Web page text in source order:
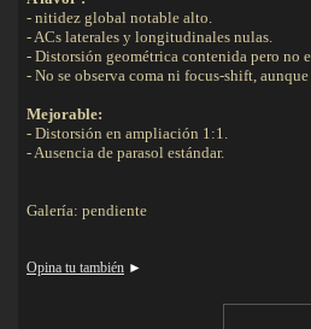
- nitidez global notable alto.
- ACs laterales y longitudinales nulas.
- Distorsión geométrica contenida pero no
- No se observa coma ni focus-shift,
Mejorable:
- Distorsión en ampliación 1:1.
- Ausencia de parasol estándar.
Galería: pendiente
Opina tu también ►